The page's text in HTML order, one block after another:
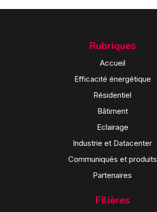
Rubriques
Accueil
Efficacité énergétique
Résidentiel
Bâtiment
Eclairage
Industrie et Datacenter
Communiqués et produits
Partenaires
Filières